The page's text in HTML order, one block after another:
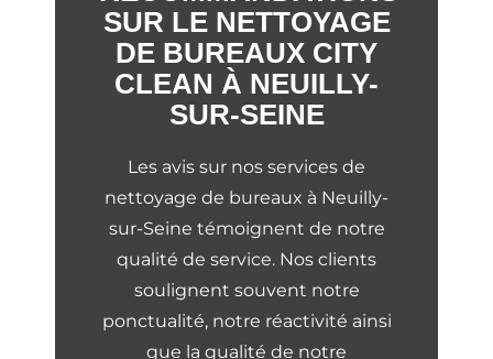
SUR LE NETTOYAGE
DE BUREAUX CITY
CLEAN À NEUILLY-
SUR-SEINE
Les avis sur nos services de
nettoyage de bureaux à Neuilly-
sur-Seine témoignent de notre
qualité de service. Nos clients
soulignent souvent notre
ponctualité, notre réactivité ainsi
que la qualité de notre